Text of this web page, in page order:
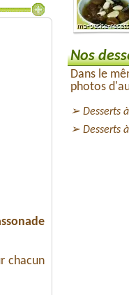
chacun
Nos
Dans le
photos
Desserts
Desserts